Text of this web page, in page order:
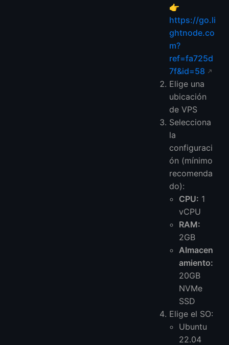
👉
https://go.li
ghtnode.co
m?
ref=fa725d
7f&id=58
Elige una
ubicación
de VPS
Selecciona
la
configuraci
ón (mínimo
recomenda
do):
CPU: 1
vCPU
RAM:
2GB
Almacen
amiento:
20GB
NVMe
SSD
Elige el SO:
Ubuntu
22.04